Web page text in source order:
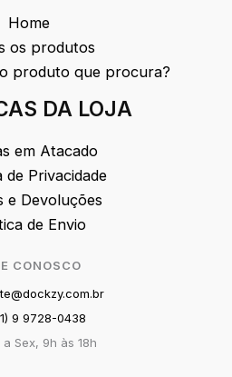
Home
os produtos
produto que procura?
DA LOJA
em Atacado
de Privacidade
e Devoluções
de Envio
CONOSCO
9 9728-0438
a Sex, 9h às 18h